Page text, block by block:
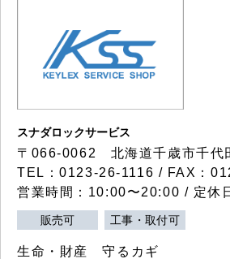
スナダロックサービス
〒066-0062 北海道千歳市千代
TEL：0123-26-1116 / FAX：
営業時間：10:00〜20:00 / 定休
販売可 工事・取付可
生命・財産 守るカギ